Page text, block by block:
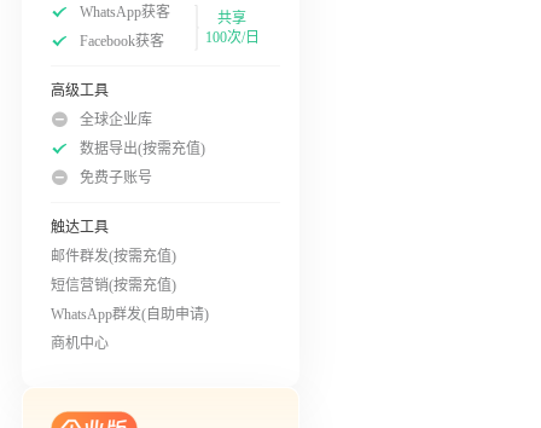
WhatsApp获客
Facebook获客
共享
100次/日
高级工具
全球企业库
数据导出(按需充值)
免费子账号
触达工具
邮件群发(按需充值)
短信营销(按需充值)
WhatsApp群发(自助申请)
商机中心